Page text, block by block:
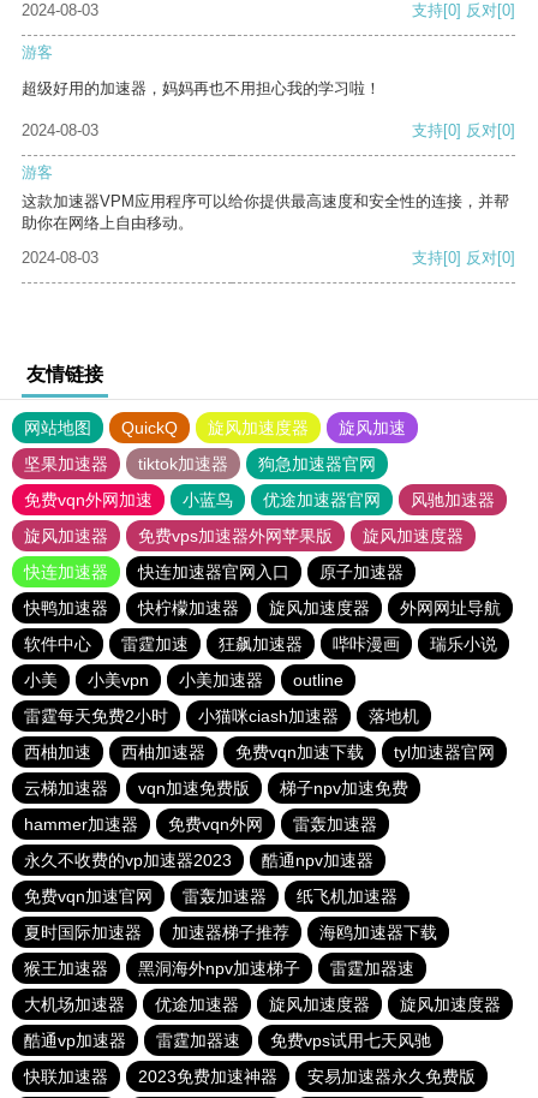
2024-08-03 支持[0] 反对[0]
游客
超级好用的加速器，妈妈再也不用担心我的学习啦！
2024-08-03 支持[0] 反对[0]
游客
这款加速器VPM应用程序可以给你提供最高速度和安全性的连接，并帮
助你在网络上自由移动。
2024-08-03
支持[0] 反对[0]
友情链接
网站地图 QuickQ 旋风加速度器
旋风加速
坚果加速器
tiktok加速器
狗急加速器官网
免费vqn外网加速
小蓝鸟 优途加速器官网
风驰加速器
旋风加速器
免费vps加速器外网苹果版
旋风加速度器
快连加速器
快连加速器官网入口
原子加速器
快鸭加速器
快柠檬加速器 旋风加速度器
外网网址导航
软件中心
雷霆加速 狂飙加速器 哔咔漫画
瑞乐小说
小美
小美vpn 小美加速器
outline
雷霆每天免费2小时
小猫咪ciash加速器
落地机
西柚加速
西柚加速器 免费vqn加速下载
tyl加速器官网
云梯加速器
vqn加速免费版
梯子npv加速免费
hammer加速器
免费vqn外网
雷轰加速器
永久不收费的vp加速器2023
酷通npv加速器
免费vqn加速官网
雷轰加速器
纸飞机加速器
夏时国际加速器
加速器梯子推荐
海鸥加速器下载
猴王加速器
黑洞海外npv加速梯子
雷霆加器速
大机场加速器
优途加速器 旋风加速度器
旋风加速度器
酷通vp加速器
雷霆加器速
免费vps试用七天风驰
快联加速器
2023免费加速神器 安易加速器永久免费版